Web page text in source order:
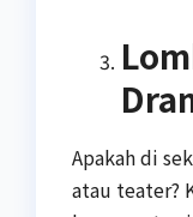
Apakah di
atau teater?